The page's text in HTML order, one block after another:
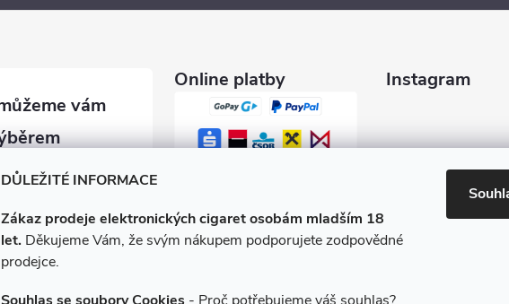
DŮLEŽITÉ INFORMACE
Zákaz prodeje elektronických cigaret osobám mladším 18
let. Děkujeme Vám, že svým nákupem podporujete zodpovědné
prodejce.
obchod@e-cigarety.c
+420 775 110 600
facebook.com/e-ciga
rety.cz
Online platby Instagram